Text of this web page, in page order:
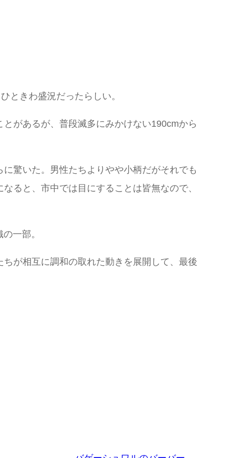
ときわ盛況だったらしい。
があるが、普段滅多にみかけない190cmから
驚いた。男性たちよりやや小柄だがそれでも
ると、市中では目にすることは皆無なので、
一部。
が相互に調和の取れた動きを展開して、最後